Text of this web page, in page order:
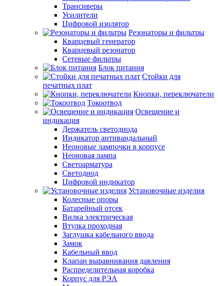
Трансиверы
Усилители
Цифровой изолятор
Резонаторы и фильтры
Кварцевый генератор
Кварцевый резонатор
Сетевые фильтры
Блок питания
Стойки для
печатных плат
Кнопки, переключатели
Токоотвод
Освещение и
индикация
Держатель светодиода
Индикатор антивандальный
Неоновые лампочки в корпусе
Неоновая лампа
Светоарматура
Светодиод
Цифровой индикатор
Установочные изделия
Колесные опоры
Батарейный отсек
Вилка электрическая
Втулка проходная
Заглушка кабельного ввода
Замок
Кабельный ввод
Клапан выравнивания давления
Распределительная коробка
Корпус для РЭА